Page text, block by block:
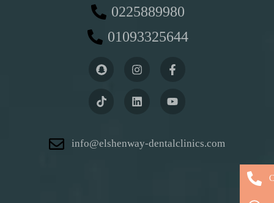
0225889980
01093325644
info@elshenway-dentalclinics.com